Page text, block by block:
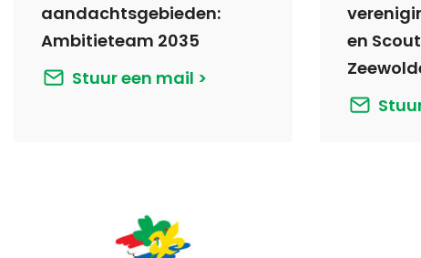
aandachtsgebieden:
Ambitieteam 2035
Stuur een mail
en